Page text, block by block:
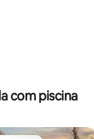
com piscina